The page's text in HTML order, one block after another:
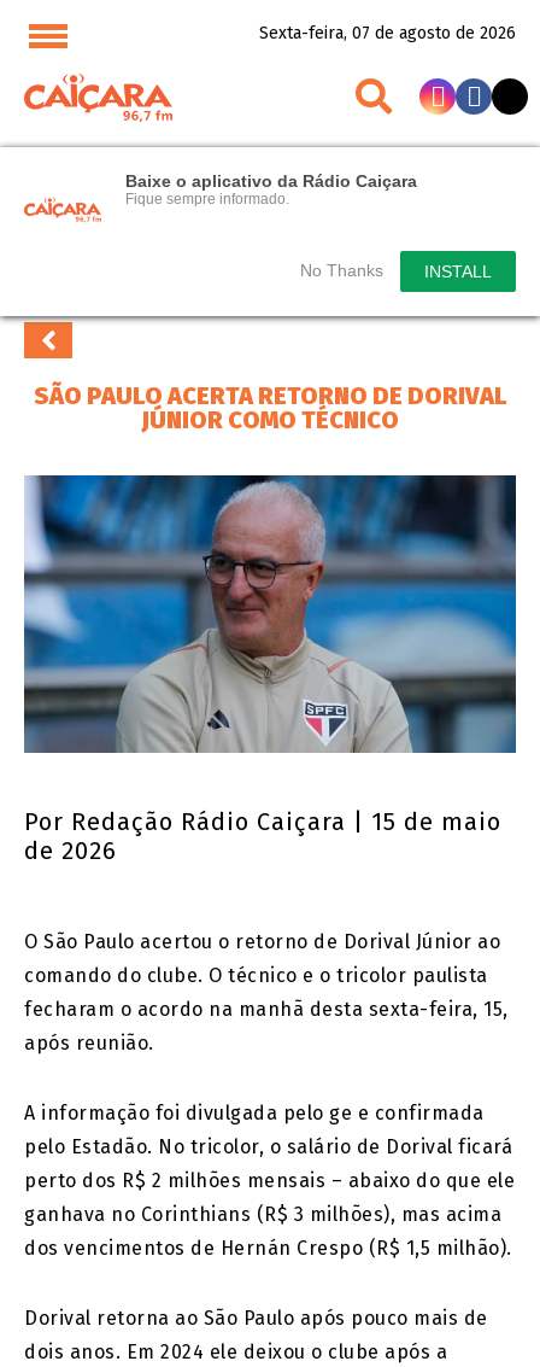
Baixe o aplicativo da Rádio Caiçara
Fique sempre informado.
No Thanks INSTALL
Sexta-feira, 07 de agosto de 2026
SÃO PAULO ACERTA RETORNO DE DORIVAL
JÚNIOR COMO TÉCNICO
Por Redação Rádio Caiçara | 15 de maio
de 2026
O São Paulo acertou o retorno de Dorival Júnior ao
comando do clube. O técnico e o tricolor paulista
fecharam o acordo na manhã desta sexta-feira, 15,
após reunião.
A informação foi divulgada pelo ge e confirmada
pelo Estadão. No tricolor, o salário de Dorival ficará
perto dos R$ 2 milhões mensais – abaixo do que ele
ganhava no Corinthians (R$ 3 milhões), mas acima
dos vencimentos de Hernán Crespo (R$ 1,5 milhão).
Dorival retorna ao São Paulo após pouco mais de
dois anos. Em 2024 ele deixou o clube após a